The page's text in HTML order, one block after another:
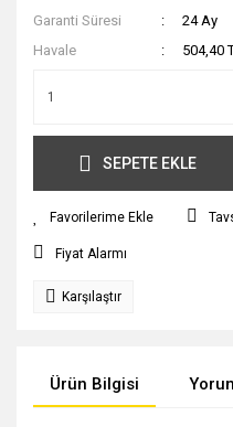
Garanti Süresi
24 Ay
Havale
504,40
SEPETE EKLE
Fiyat Alarmı
Karşılaştır
Ürün Bilgisi